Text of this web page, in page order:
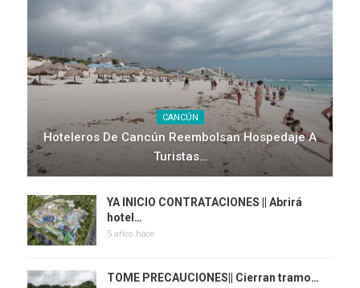
CANCÚN
Hoteleros De Cancún Reembolsan Hospedaje A
Turistas…
YA INICIO CONTRATACIONES || Abrirá
hotel…
5 años hace
TOME PRECAUCIONES|| Cierran tramo…